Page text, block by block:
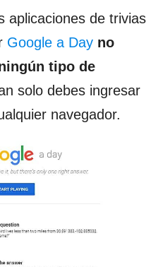
aplicaciones de trivias
Google a Day no
tipo de
solo debes ingresar
navegador.